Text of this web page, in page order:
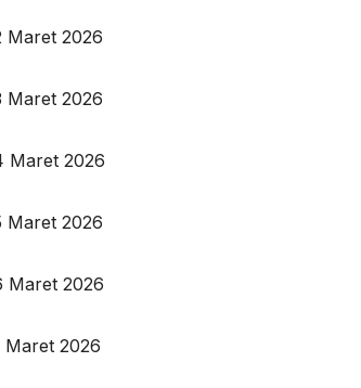
Maret 2026
Maret 2026
Maret 2026
Maret 2026
Maret 2026
Maret 2026